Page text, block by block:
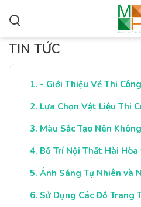
TIN TỨC
- Giới Thiệu Về Thi
Lựa Chọn Vật Liệu Thi
Màu Sắc Tạo Nên
Bố Trí Nội Thất Hài
Ánh Sáng Tự Nhiên và
Sử Dụng Các Đồ Trang